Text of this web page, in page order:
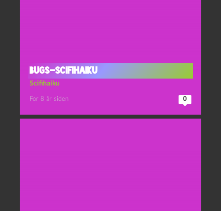
Bugs-scifihaiku
Scifihaiku
For 8 år siden 0